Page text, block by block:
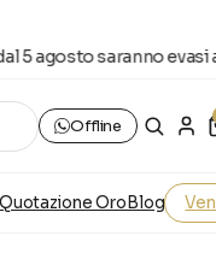
agosto saranno evasi a
Offline
Quotazione Oro Blog